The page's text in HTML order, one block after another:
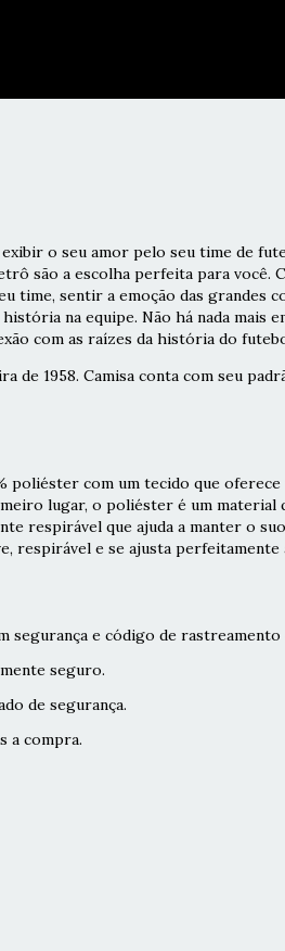
o seu amor pelo seu time de
são a escolha perfeita para você.
time, sentir a emoção das grandes
na equipe. Não há nada mais
com as raízes da história do
de 1958. Camisa conta com seu
poliéster com um tecido que
lugar, o poliéster é um material
respirável que ajuda a manter o
respirável e se ajusta perfeitamente
segurança e código de rastreamento
seguro.
de segurança.
a compra.